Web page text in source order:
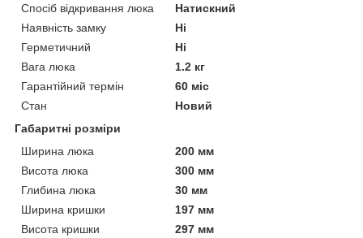
Спосіб відкривання люка
Натискний
Наявність замку
Ні
Герметичний
Ні
Вага люка
1.2 кг
Гарантійний термін
60 міс
Стан
Новий
Габаритні розміри
Ширина люка
200 мм
Висота люка
300 мм
Глибина люка
30 мм
Ширина кришки
197 мм
Висота кришки
297 мм